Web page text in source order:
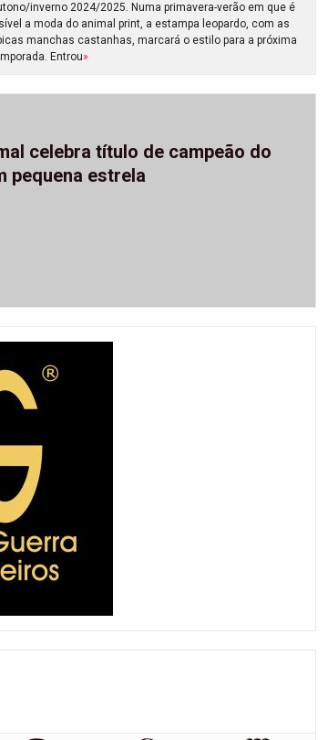
inverno 2024/2025. Numa primavera-verão em que é
a moda do animal print, a estampa leopardo, com as
manchas castanhas, marcará o estilo para a próxima
Entrou»
celebra título de campeão do
pequena estrela